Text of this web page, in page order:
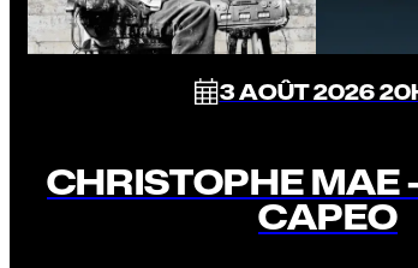
3 AOÛT 2026
CHRISTOPHE MAE
CAPEO